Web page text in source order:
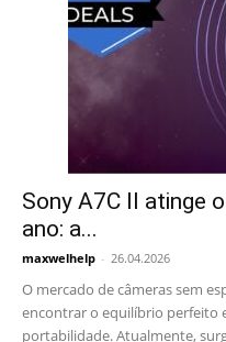
Sony A7C II atinge
ano: a...
maxwelhelp - 26.04.2026
O mercado de câmeras sem
encontrar o equilíbrio perfeito
portabilidade. Atualmente,